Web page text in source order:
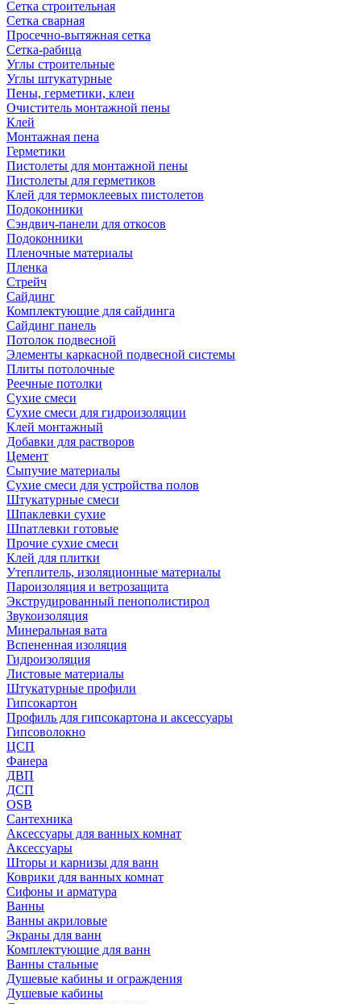
Сетка строительная
Сетка сварная
Просечно-вытяжная сетка
Сетка-рабица
Углы строительные
Углы штукатурные
Пены, герметики, клеи
Очиститель монтажной пены
Клей
Монтажная пена
Герметики
Пистолеты для монтажной пены
Пистолеты для герметиков
Клей для термоклеевых пистолетов
Подоконники
Сэндвич-панели для откосов
Подоконники
Пленочные материалы
Пленка
Стрейч
Сайдинг
Комплектующие для сайдинга
Сайдинг панель
Потолок подвесной
Элементы каркасной подвесной системы
Плиты потолочные
Реечные потолки
Сухие смеси
Сухие смеси для гидроизоляции
Клей монтажный
Добавки для растворов
Цемент
Сыпучие материалы
Сухие смеси для устройства полов
Штукатурные смеси
Шпаклевки сухие
Шпатлевки готовые
Прочие сухие смеси
Клей для плитки
Утеплитель, изоляционные материалы
Пароизоляция и ветрозащита
Экструдированный пенополистирол
Звукоизоляция
Минеральная вата
Вспененная изоляция
Гидроизоляция
Листовые материалы
Штукатурные профили
Гипсокартон
Профиль для гипсокартона и аксессуары
Гипсоволокно
ЦСП
Фанера
ДВП
ДСП
OSB
Сантехника
Аксессуары для ванных комнат
Аксессуары
Шторы и карнизы для ванн
Коврики для ванных комнат
Сифоны и арматура
Ванны
Ванны акриловые
Экраны для ванн
Комплектующие для ванн
Ванны стальные
Душевые кабины и ограждения
Душевые кабины